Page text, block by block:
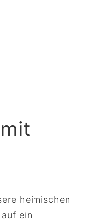
heimischen
ein